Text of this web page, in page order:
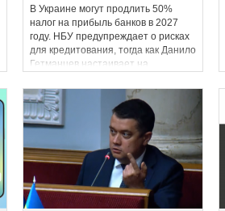
В Украине могут продлить 50%
налог на прибыль банков в 2027
году. НБУ предупреждает о рисках
для кредитования, тогда как Данило
Гетманцев настаивает на
бюджета.